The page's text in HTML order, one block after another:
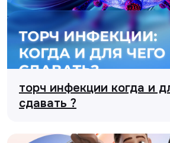
торч инфекции когда и
сдавать ?